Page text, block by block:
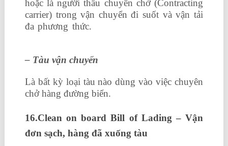
hoặc là người thầu chuyên chở (Contracting
carrier) trong vận chuyển đi suốt và vận tải
đa phương thức.
–Tàu vận chuyển
Là bất kỳ loại tàu nào dùng vào việc chuyên
chở hàng đường biển.
16.Clean on board Bill of Lading – Vận
đơn sạch, hàng đã xuống tàu